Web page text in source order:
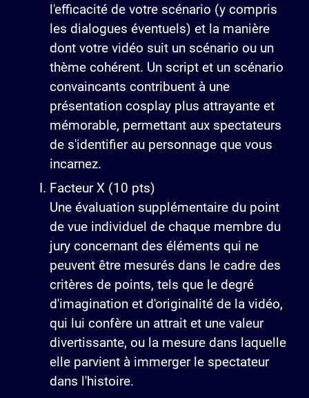
l'efficacité de votre scénario (y compris
les dialogues éventuels) et la manière
dont votre vidéo suit un scénario ou un
thème cohérent. Un script et un scénario
convaincants contribuent à une
présentation cosplay plus attrayante et
mémorable, permettant aux spectateurs
de s'identifier au personnage que vous
incarnez.
Facteur X (10 pts)
Une évaluation supplémentaire du point
de vue individuel de chaque membre du
jury concernant des éléments qui ne
peuvent être mesurés dans le cadre des
critères de points, tels que le degré
d'imagination et d'originalité de la vidéo,
qui lui confère un attrait et une valeur
divertissante, ou la mesure dans laquelle
elle parvient à immerger le spectateur
dans l'histoire.